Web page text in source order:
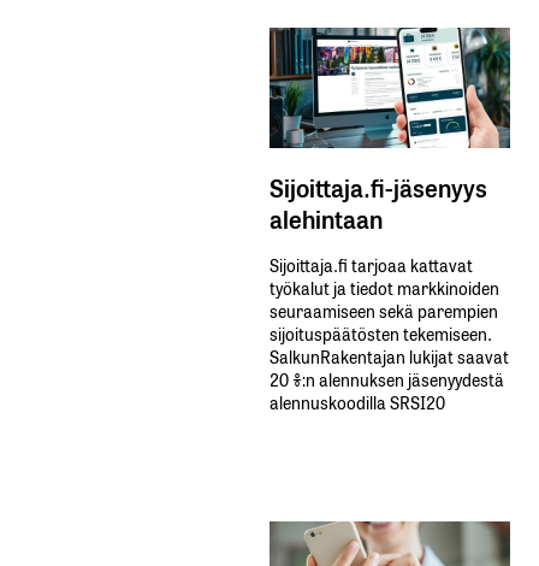
Sijoittaja.fi-jäsenyys
alehintaan
Sijoittaja.fi tarjoaa kattavat
työkalut ja tiedot markkinoiden
seuraamiseen sekä parempien
sijoituspäätösten tekemiseen.
SalkunRakentajan lukijat saavat
20 %:n alennuksen jäsenyydestä
alennuskoodilla SRSI20